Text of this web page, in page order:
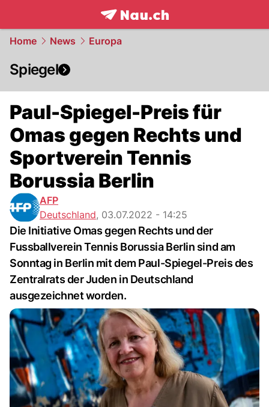
frontpage.NAU.ch
Home News Europa
Spiegel
Paul-Spiegel-Preis für
Omas gegen Rechts und
Sportverein Tennis
Borussia Berlin
AFP
Deutschland, 03.07.2022 - 14:25
Die Initiative Omas gegen Rechts und der
Fussballverein Tennis Borussia Berlin sind am
Sonntag in Berlin mit dem Paul-Spiegel-Preis des
Zentralrats der Juden in Deutschland
ausgezeichnet worden.